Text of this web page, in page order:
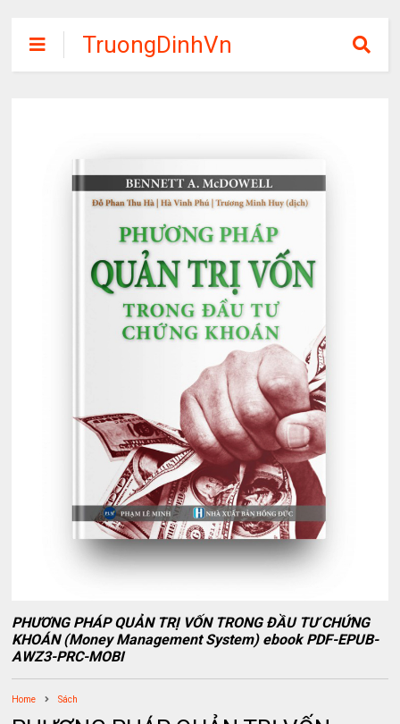
TruongDinhVn
Chia sẽ ebook,
PHƯƠNG PHÁP QUẢN TRỊ VỐN TRONG ĐẦU TƯ CHỨNG
KHOÁN (Money Management System) ebook PDF-EPUB-
AWZ3-PRC-MOBI
Home Sách